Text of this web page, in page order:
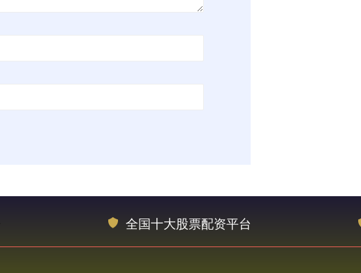
全国十大股票配资平台